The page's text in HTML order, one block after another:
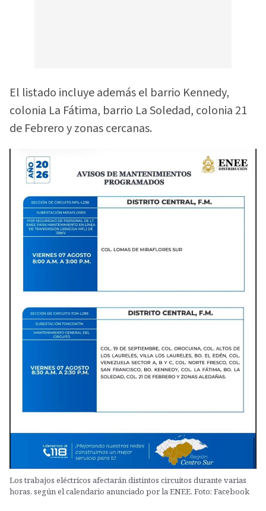
El listado incluye además el barrio Kennedy,
colonia La Fátima, barrio La Soledad, colonia 21
de Febrero y zonas cercanas.
Los trabajos eléctricos afectarán distintos circuitos durante varias
horas, según el calendario anunciado por la ENEE. Foto: Facebook